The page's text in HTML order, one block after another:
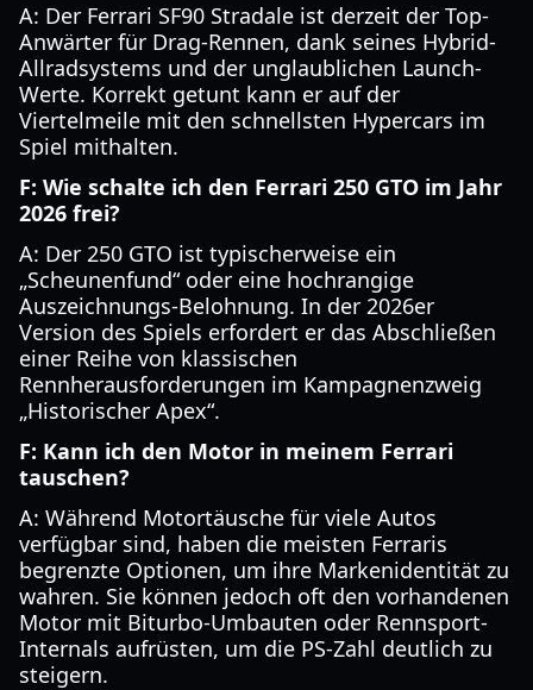
A: Der Ferrari SF90 Stradale ist derzeit der Top-
Anwärter für Drag-Rennen, dank seines Hybrid-
Allradsystems und der unglaublichen Launch-
Werte. Korrekt getunt kann er auf der
Viertelmeile mit den schnellsten Hypercars im
Spiel mithalten.
F: Wie schalte ich den Ferrari 250 GTO im Jahr
2026 frei?
A: Der 250 GTO ist typischerweise ein
„Scheunenfund“ oder eine hochrangige
Auszeichnungs-Belohnung. In der 2026er
Version des Spiels erfordert er das Abschließen
einer Reihe von klassischen
Rennherausforderungen im Kampagnenzweig
„Historischer Apex“.
F: Kann ich den Motor in meinem Ferrari
tauschen?
A: Während Motortäusche für viele Autos
verfügbar sind, haben die meisten Ferraris
begrenzte Optionen, um ihre Markenidentität zu
wahren. Sie können jedoch oft den vorhandenen
Motor mit Biturbo-Umbauten oder Rennsport-
Internals aufrüsten, um die PS-Zahl deutlich zu
steigern.